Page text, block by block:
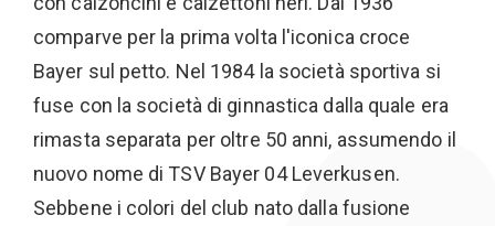
comparve per la prima volta l'iconica croce
Bayer sul petto. Nel 1984 la società sportiva si
fuse con la società di ginnastica dalla quale era
rimasta separata per oltre 50 anni, assumendo il
nuovo nome di TSV Bayer 04 Leverkusen.
Sebbene i colori del club nato dalla fusione